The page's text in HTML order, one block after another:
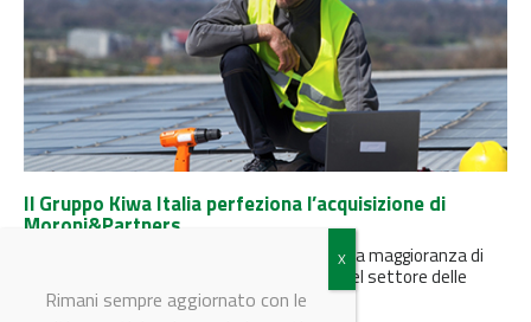
Il Gruppo Kiwa Italia perfeziona l’acquisizione di
Moroni&Partners
L'azienda ha perfezionato l’acquisizione della maggioranza di
Moroni & Partners, azienda di riferimento nel settore delle
energie rinnovabili
Rimani sempre aggiornato con le